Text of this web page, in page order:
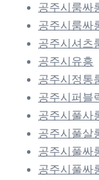
공주시룸싸
공주시룸싸
공주시셔츠
공주시유흥
공주시정통
공주시퍼블
공주시풀사
공주시풀살
공주시풀싸
공주시풀싸